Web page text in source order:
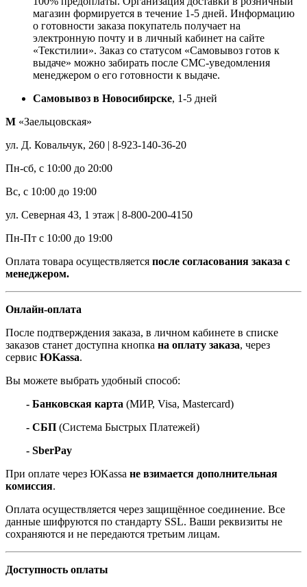
магазин формируется в течение 1-5 дней. Информацию
о готовности заказа покупатель получает на
электронную почту и в личный кабинет на сайте
«Текстилии». Заказ со статусом «Самовывоз готов к
выдаче» можно забирать после СМС-уведомления
менеджером о его готовности к выдаче.
Самовывоз в Новосибирске, 1-5 дней
М «Заельцовская»
ул. Д. Ковальчук, 260 | 8-923-140-36-20
Пн-сб, с 10:00 до 20:00
Вс, с 10:00 до 19:00
ул. Северная 43, 1 этаж | 8-800-200-4150
Пн-Пт с 10:00 до 19:00
Оплата товара осуществляется после согласования заказа с
менеджером.
Онлайн-оплата
После подтверждения заказа, в личном кабинете в списке
заказов станет доступна кнопка на оплату заказа, через
сервис ЮKassa.
Вы можете выбрать удобный способ:
- Банковская карта (МИР, Visa, Mastercard)
- СБП (Система Быстрых Платежей)
- SberPay
При оплате через ЮKassa не взимается дополнительная
комиссия.
Оплата осуществляется через защищённое соединение. Все
данные шифруются по стандарту SSL. Ваши реквизиты не
сохраняются и не передаются третьим лицам.
Доступность оплаты